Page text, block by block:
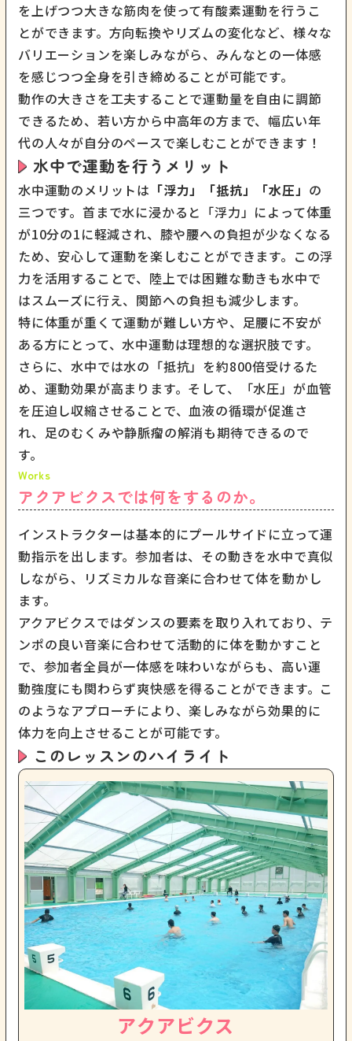
を上げつつ大きな筋肉を使って有酸素運動を行うこ
とができます。方向転換やリズムの変化など、様々な
バリエーションを楽しみながら、みんなとの一体感
を感じつつ全身を引き締めることが可能です。
動作の大きさを工夫することで運動量を自由に調節
できるため、若い方から中高年の方まで、幅広い年
代の人々が自分のペースで楽しむことができます！
水中で運動を行うメリット
水中運動のメリットは 「浮力」「抵抗」「水圧」 の
三つです。首まで水に浸かると「浮力」によって体重
が10分の1に軽減され、膝や腰への負担が少なくなる
ため、安心して運動を楽しむことができます。この浮
力を活用することで、陸上では困難な動きも水中で
はスムーズに行え、関節への負担も減少します。
特に体重が重くて運動が難しい方や、足腰に不安が
ある方にとって、水中運動は理想的な選択肢です。
さらに、水中では水の「抵抗」を約800倍受けるた
め、運動効果が高まります。そして、「水圧」が血管
を圧迫し収縮させることで、血液の循環が促進さ
れ、足のむくみや静脈瘤の解消も期待できるので
す。
アクアビクスでは何をするのか。
インストラクターは基本的にプールサイドに立って運
動指示を出します。参加者は、その動きを水中で真似
しながら、リズミカルな音楽に合わせて体を動かし
ます。
アクアビクスではダンスの要素を取り入れており、テ
ンポの良い音楽に合わせて活動的に体を動かすこと
で、参加者全員が一体感を味わいながらも、高い運
動強度にも関わらず爽快感を得ることができます。こ
のようなアプローチにより、楽しみながら効果的に
体力を向上させることが可能です。
このレッスンのハイライト
アクアビクス